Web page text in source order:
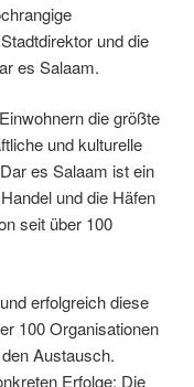
und die
es Salaam.
die größte
und kulturelle
es Salaam ist ein
und die Häfen
seit über 100
erfolgreich diese
100 Organisationen
Austausch.
Erfolge: Die